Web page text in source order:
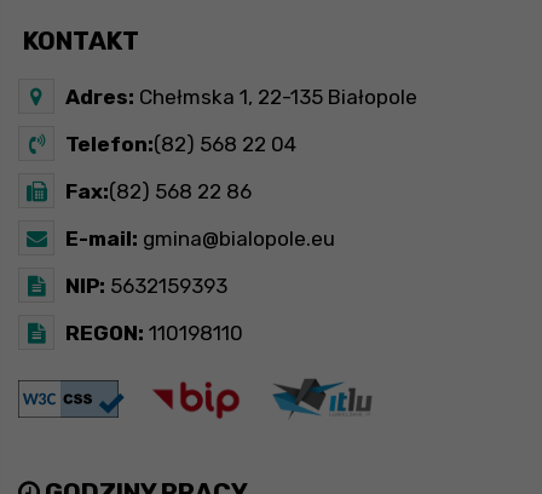
KONTAKT
Adres: Chełmska 1, 22-135 Białopole
Telefon:(82) 568 22 04
Fax:(82) 568 22 86
E-mail: gmina@bialopole.eu
NIP: 5632159393
REGON: 110198110